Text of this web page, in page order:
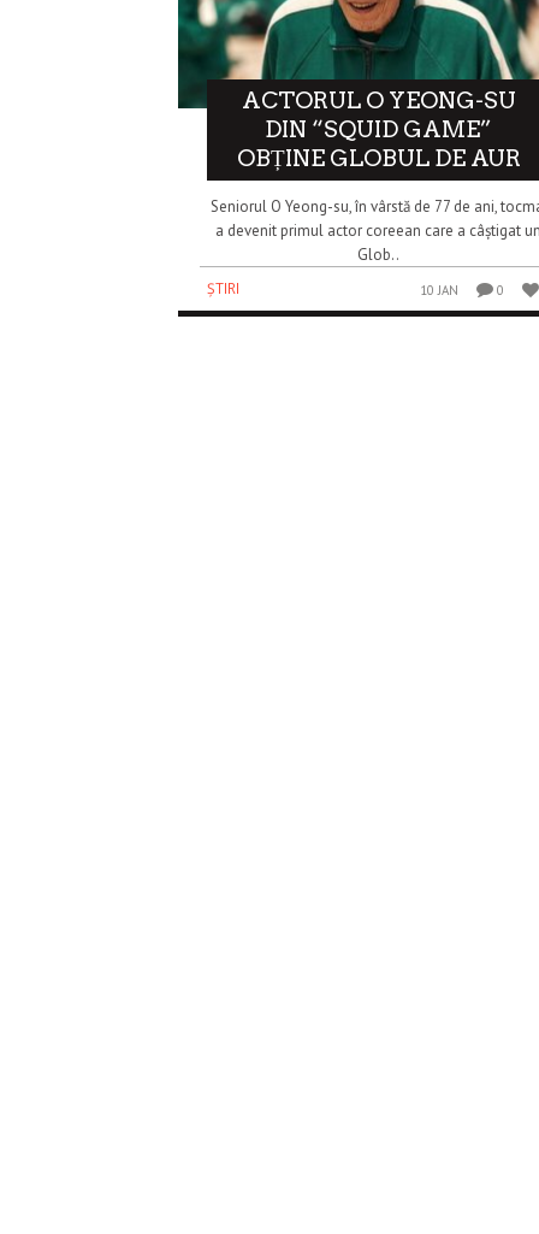
ACTORUL O YEONG-SU
DIN “SQUID GAME”
OBȚINE GLOBUL DE AUR
Seniorul O Yeong-su, în vârstă de 77 de ani,
a devenit primul actor coreean care a câștigat un
Glob..
ȘTIRI
10 JAN 0